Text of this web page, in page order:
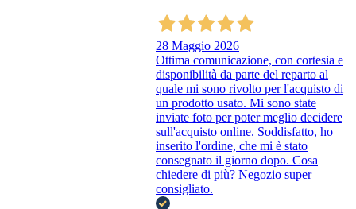
28 Maggio 2026
Ottima comunicazione, con cortesia e
disponibilità da parte del reparto al
quale mi sono rivolto per l'acquisto di
un prodotto usato. Mi sono state
inviate foto per poter meglio decidere
sull'acquisto online. Soddisfatto, ho
inserito l'ordine, che mi è stato
consegnato il giorno dopo. Cosa
chiedere di più? Negozio super
consigliato.